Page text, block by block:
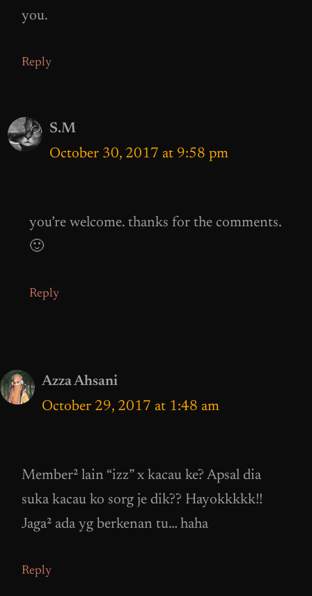
you.
Reply
S.M
October 30, 2017 at 9:58 pm
you’re welcome. thanks for the comments.
🙂
Reply
Azza Ahsani
October 29, 2017 at 1:48 am
Member² lain “izz” x kacau ke? Apsal dia
suka kacau ko sorg je dik?? Hayokkkkk!!
Jaga² ada yg berkenan tu… haha
Reply